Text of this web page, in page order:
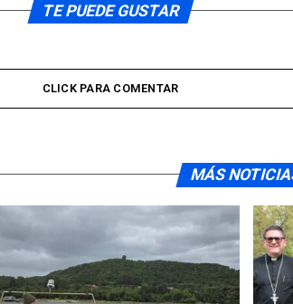
TE PUEDE GUSTAR
CLICK PARA COMENTAR
MÁS